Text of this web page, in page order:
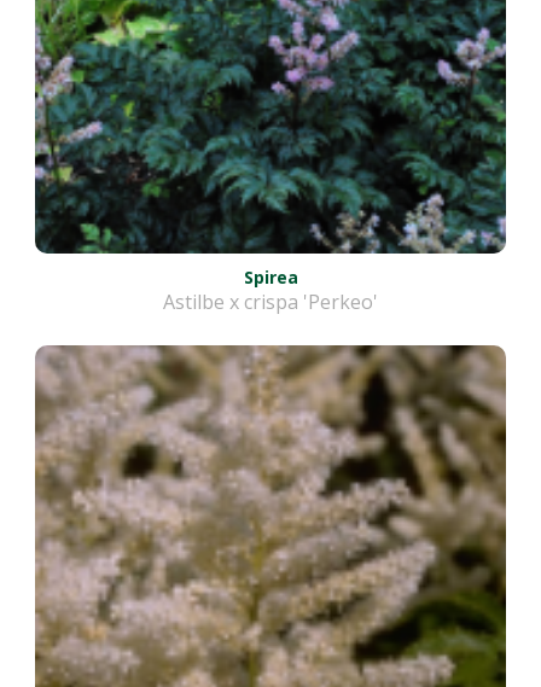
Spirea
Astilbe x crispa 'Perkeo'